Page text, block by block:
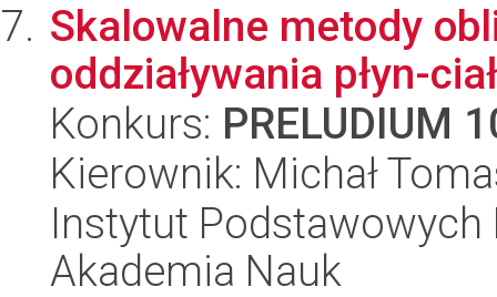
Skalowalne metody
oddziaływania płyn-
Konkurs: PRELUDIUM
Kierownik: Michał
Instytut
Akademia Nauk